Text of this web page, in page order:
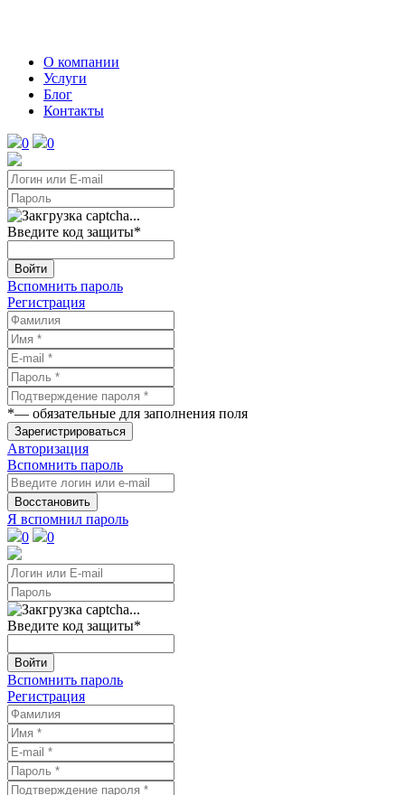
О компании
Услуги
Блог
Контакты
0 0
Введите код защиты*
Войти
Вспомнить пароль
Регистрация
*— обязательные для заполнения поля
Зарегистрироваться
Авторизация
Вспомнить пароль
Восстановить
Я вспомнил пароль
0
0
Введите код защиты*
Войти
Вспомнить пароль
Регистрация